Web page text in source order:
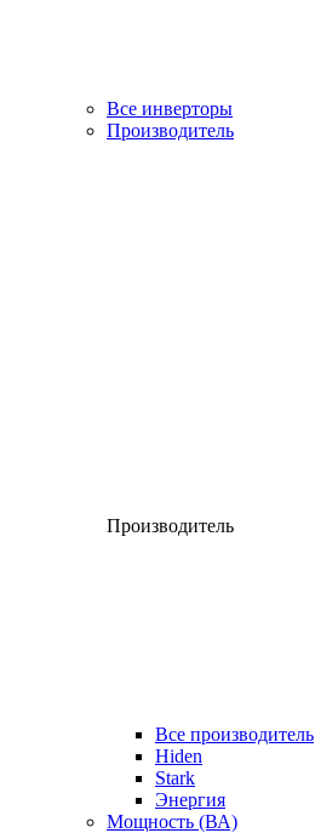
Все инверторы
Производитель
Производитель
Все производитель
Hiden
Stark
Энергия
Мощность (ВА)